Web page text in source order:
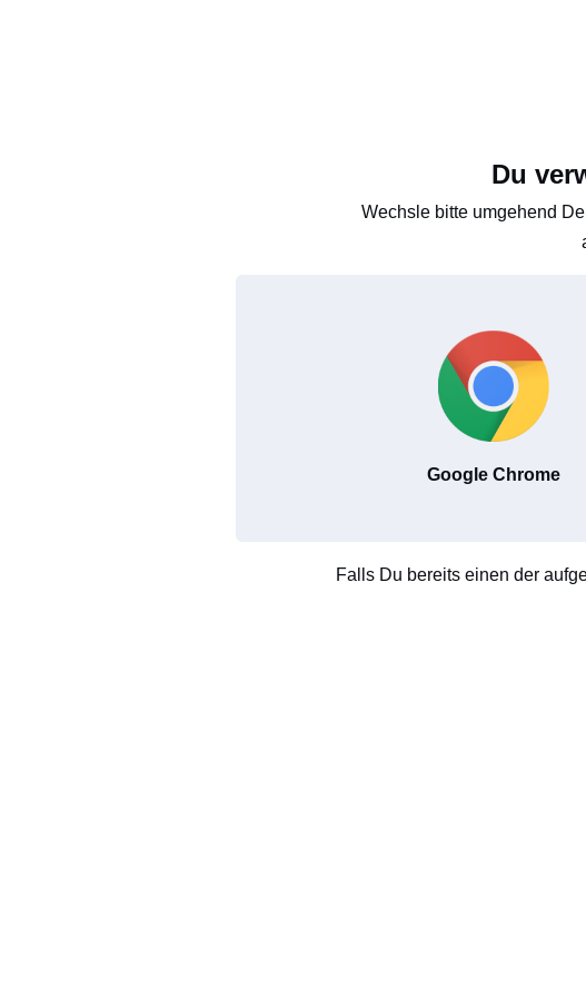
Du
Wechsle bitte umgehend
Google Chrome
Falls Du bereits einen der